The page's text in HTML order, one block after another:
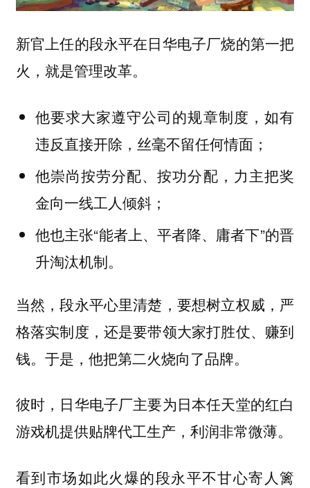
新官上任的段永平在日华电子厂烧的第一把
火，就是管理改革。
他要求大家遵守公司的规章制度，如有
违反直接开除，丝毫不留任何情面；
他崇尚按劳分配、按功分配，力主把奖
金向一线工人倾斜；
他也主张“能者上、平者降、庸者下”的晋
升淘汰机制。
当然，段永平心里清楚，要想树立权威，严
格落实制度，还是要带领大家打胜仗、赚到
钱。于是，他把第二火烧向了品牌。
彼时，日华电子厂主要为日本任天堂的红白
游戏机提供贴牌代工生产，利润非常微薄。
看到市场如此火爆的段永平不甘心寄人篱